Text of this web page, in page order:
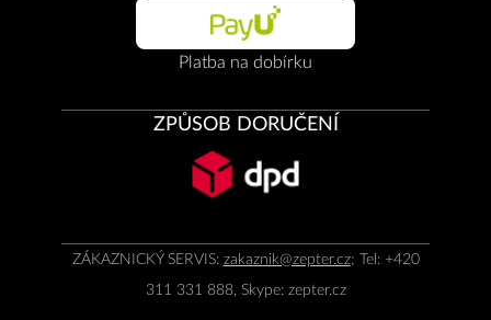
Platba na dobírku
ZPŮSOB DORUČENÍ
ZÁKAZNICKÝ SERVIS: zakaznik@zepter.cz; Tel: +420
311 331 888, Skype: zepter.cz